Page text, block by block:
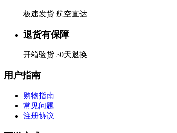
极速发货 航空直达
退货有保障
开箱验货 30天退换
用户指南
购物指南
常见问题
注册协议